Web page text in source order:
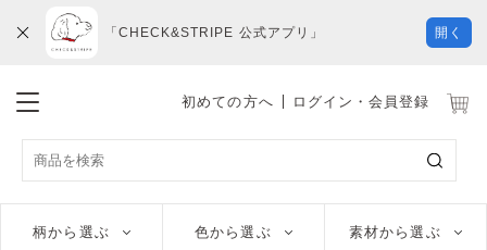
柄から選ぶ 色から選ぶ 素材から選ぶ
初めての方へ ログイン・会員登録
「CHECK&STRIPE 公式アプリ」 開く